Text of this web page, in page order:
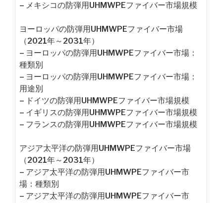
– メキシコの防弾用UHMWPEファイバー市場規模
ヨーロッパの防弾用UHMWPEファイバー市場
（2021年～2031年）
– ヨーロッパの防弾用UHMWPEファイバー市場：
種類別
– ヨーロッパの防弾用UHMWPEファイバー市場：
用途別
– ドイツの防弾用UHMWPEファイバー市場規模
– イギリスの防弾用UHMWPEファイバー市場規模
– フランスの防弾用UHMWPEファイバー市場規模
アジア太平洋の防弾用UHMWPEファイバー市場
（2021年～2031年）
– アジア太平洋の防弾用UHMWPEファイバー市
場：種類別
– アジア太平洋の防弾用UHMWPEファイバー市